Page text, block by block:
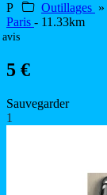
P Outillages »
Paris - 11.33km
avis
5 €
Sauvegarder
1